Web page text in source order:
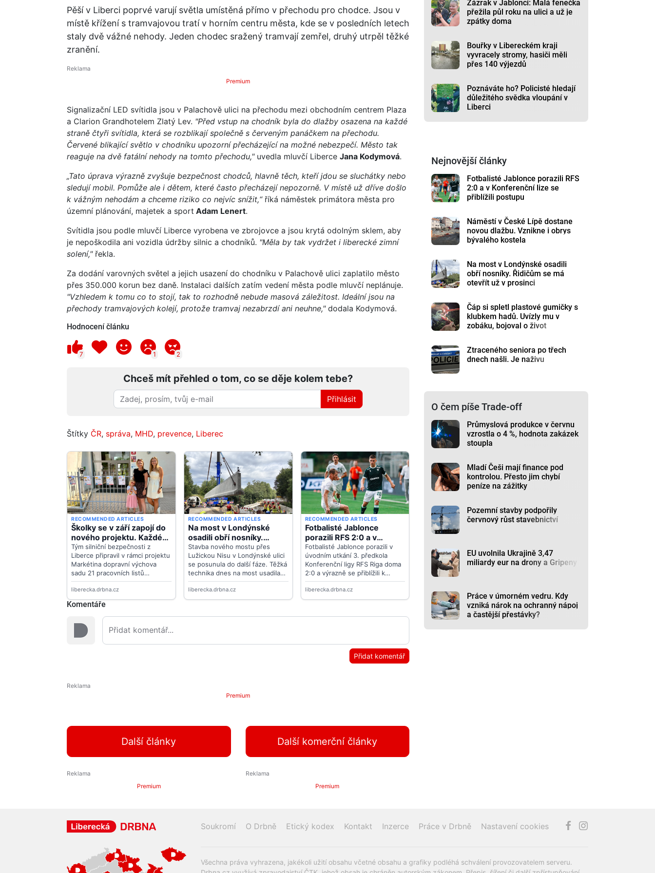
Pěší v Liberci poprvé varují světla umístěná přímo v přechodu pro chodce. Jsou v
místě křížení s tramvajovou tratí v horním centru města, kde se v posledních letech
staly dvě vážné nehody. Jeden chodec sražený tramvají zemřel, druhý utrpěl těžké
zranění.
Premium
Signalizační LED svítidla jsou v Palachově ulici na přechodu mezi obchodním centrem Plaza
a Clarion Grandhotelem Zlatý Lev. "Před vstup na chodník byla do dlažby osazena na každé
straně čtyři svítidla, která se rozblikají společně s červeným panáčkem na přechodu.
Červené blikající světlo v chodníku upozorní přecházející na možné nebezpečí. Město tak
reaguje na dvě fatální nehody na tomto přechodu," uvedla mluvčí Liberce Jana Kodymová.
„Tato úprava výrazně zvyšuje bezpečnost chodců, hlavně těch, kteří jdou se sluchátky nebo
sledují mobil. Pomůže ale i dětem, které často přecházejí nepozorně. V místě už dříve došlo
k vážným nehodám a chceme riziko co nejvíc snížit,“ říká náměstek primátora města pro
územní plánování, majetek a sport Adam Lenert.
Svítidla jsou podle mluvčí Liberce vyrobena ve zbrojovce a jsou krytá odolným sklem, aby
je nepoškodila ani vozidla údržby silnic a chodníků. "Měla by tak vydržet i liberecké zimní
solení,"řekla.
Za dodání varovných světel a jejich usazení do chodníku v Palachově ulici zaplatilo město
přes 350.000 korun bez daně. Instalaci dalších zatím vedení města podle mluvčí neplánuje.
"Vzhledem k tomu co to stojí, tak to rozhodně nebude masová záležitost. Ideální jsou na
přechody tramvajových kolejí, protože tramvaj nezabrzdí ani neuhne,"dodala Kodymová.
Hodnocení článku
7 1 2
Chceš mít přehled o tom, co se děje kolem tebe?
Přihlásit
Štítky ČR, správa, MHD, prevence, Liberec
Komentáře
Přidat komentář
Premium
Další články Další komerční články
Zázrak v Jablonci: Malá fenečka
přežila půl roku na ulici a už je
zpátky doma
Bouřky v Libereckém kraji
vyvracely stromy, hasiči měli
přes 140 výjezdů
Poznáváte ho? Policisté hledají
důležitého svědka vloupání v
Liberci
Nejnovější články
Fotbalisté Jablonce porazili RFS
2:0 a v Konferenční lize se
přiblížili postupu
Náměstí v České Lípě dostane
novou dlažbu. Vznikne i obrys
bývalého kostela
Na most v Londýnské osadili
obří nosníky. Řidičům se má
otevřít už v prosinci
Čáp si spletl plastové gumičky s
klubkem hadů. Uvízly mu v
zobáku, bojoval o život
Ztraceného seniora po třech
dnech našli. Je naživu
O čem píše Trade-off
Průmyslová produkce v červnu
vzrostla o 4 %, hodnota zakázek
stoupla
Mladí Češi mají finance pod
kontrolou. Přesto jim chybí
peníze na zážitky
Pozemní stavby podpořily
červnový růst stavebnictví
EU uvolnila Ukrajině 3,47
miliardy eur na drony a Gripeny
Práce v úmorném vedru. Kdy
vzniká nárok na ochranný nápoj
a častější přestávky?
Premium Premium
Soukromí O Drbně Etický kodex Kontakt Inzerce Práce v Drbně Nastavení cookies
Všechna práva vyhrazena, jakékoli užití obsahu včetné obsahu a grafiky podléhá schválení provozovatelem serveru.